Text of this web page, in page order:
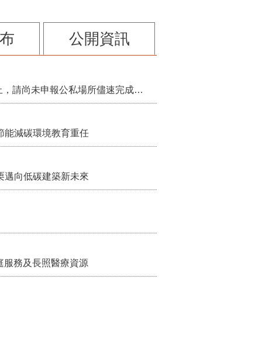
公開資訊
115年第2季固定源空污費申報已於7月底截止，請尚未申報公私場所儘速完成申繳，以免面臨滯納金及罰鍰!
減碳環境教育重任
向低碳建築新未來
服務及長照醫療資源